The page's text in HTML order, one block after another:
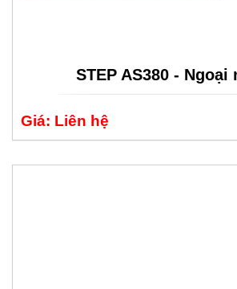
STEP AS380 - Ngoại
Giá: Liên hệ